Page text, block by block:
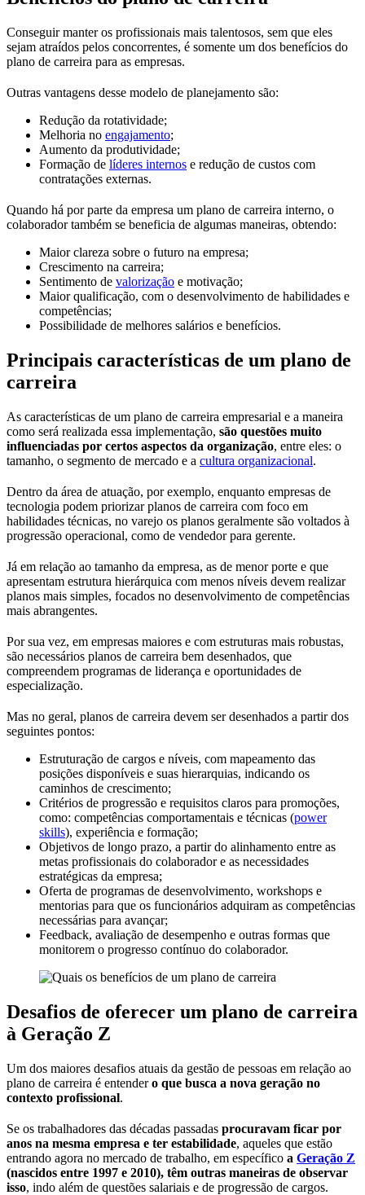
Conseguir manter os profissionais mais talentosos, sem que eles
sejam atraídos pelos concorrentes, é somente um dos benefícios do
plano de carreira para as empresas.
Outras vantagens desse modelo de planejamento são:
Redução da rotatividade;
Melhoria no engajamento;
Aumento da produtividade;
Formação de líderes internos e redução de custos com
contratações externas.
Quando há por parte da empresa um plano de carreira interno, o
colaborador também se beneficia de algumas maneiras, obtendo:
Maior clareza sobre o futuro na empresa;
Crescimento na carreira;
Sentimento de valorização e motivação;
Maior qualificação, com o desenvolvimento de habilidades e
competências;
Possibilidade de melhores salários e benefícios.
Principais características de um plano de
carreira
As características de um plano de carreira empresarial e a maneira
como será realizada essa implementação, são questões muito
influenciadas por certos aspectos da organização, entre eles: o
tamanho, o segmento de mercado e a cultura organizacional.
Dentro da área de atuação, por exemplo, enquanto empresas de
tecnologia podem priorizar planos de carreira com foco em
habilidades técnicas, no varejo os planos geralmente são voltados à
progressão operacional, como de vendedor para gerente.
Já em relação ao tamanho da empresa, as de menor porte e que
apresentam estrutura hierárquica com menos níveis devem realizar
planos mais simples, focados no desenvolvimento de competências
mais abrangentes.
Por sua vez, em empresas maiores e com estruturas mais robustas,
são necessários planos de carreira bem desenhados, que
compreendem programas de liderança e oportunidades de
especialização.
Mas no geral, planos de carreira devem ser desenhados a partir dos
seguintes pontos:
Estruturação de cargos e níveis, com mapeamento das
posições disponíveis e suas hierarquias, indicando os
caminhos de crescimento;
Critérios de progressão e requisitos claros para promoções,
como: competências comportamentais e técnicas (power
skills), experiência e formação;
Objetivos de longo prazo, a partir do alinhamento entre as
metas profissionais do colaborador e as necessidades
estratégicas da empresa;
Oferta de programas de desenvolvimento, workshops e
mentorias para que os funcionários adquiram as competências
necessárias para avançar;
Feedback, avaliação de desempenho e outras formas que
monitorem o progresso contínuo do colaborador.
Desafios de oferecer um plano de carreira
à Geração Z
Um dos maiores desafios atuais da gestão de pessoas em relação ao
plano de carreira é entendero que busca a nova geração no
contexto profissional.
Se os trabalhadores das décadas passadas procuravam ficar por
anos na mesma empresa e ter estabilidade, aqueles que estão
entrando agora no mercado de trabalho, em específico a Geração Z
(nascidos entre 1997 e 2010), têm outras maneiras de observar
isso, indo além de questões salariais e de progressão de cargos.